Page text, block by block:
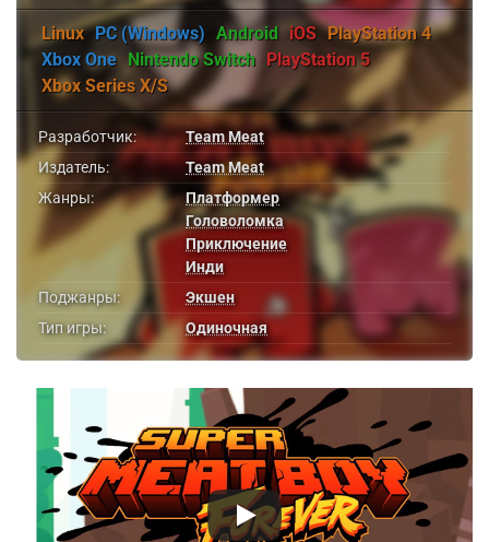
Linux PC (Windows) Android iOS PlayStation 4
Xbox One Nintendo Switch PlayStation 5
Xbox Series X/S
Разработчик:
Team Meat
Издатель:
Team Meat
Жанры:
Платформер
Головоломка
Приключение
Инди
Поджанры:
Экшен
Тип игры:
Одиночная